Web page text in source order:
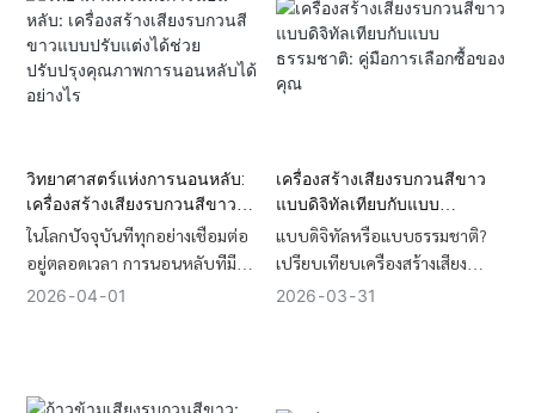
ความเร็วสูง 6 สาย เรามีใบรับรอง
มาตรฐานสากลครบถ้วน รวมถึง
CE, FCC, RoHS และ UL เพื่อให้
อย่างราบรื่น
วิทยาศาสตร์แห่งการนอนหลับ:
เครื่องสร้างเสียงรบกวนสีขาว
แบบปรับแต่งได้ช่วยปรับปรุง
คุณภาพการนอนหลับได้อย่างไร
ในโลกปัจจุบันที่ทุกอย่างเชื่อมต่อ
อยู่ตลอดเวลา การนอนหลับที่มี
คุณภาพจึงทำได้ยากขึ้นเรื่อยๆ ผล
การควบคุมเสียงเป็นปัจจัยสำคัญ
2026 04 01
เครื่องสร้างเสียงรบกวนสีขาว
แบบดิจิทัลเทียบกับแบบ
ธรรมชาติ: คู่มือการเลือกซื้อของ
คุณ
แบบดิจิทัลหรือแบบธรรมชาติ?
เปรียบเทียบเครื่องสร้างเสียง
รบกวนสีขาวทั้งสองประเภทเพื่อ
2026 03 31